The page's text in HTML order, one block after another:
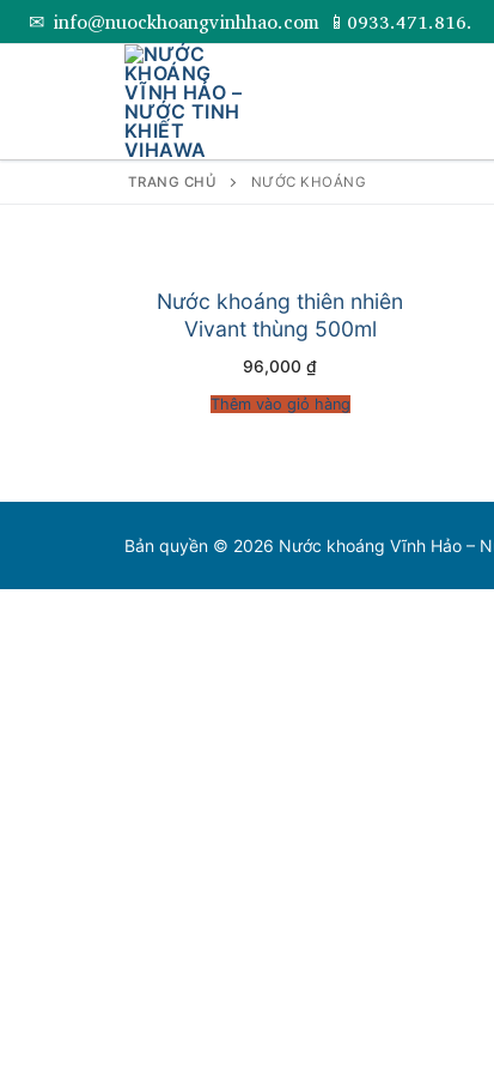
Chuyển
đến
✉ info@nuockhoangvinhhao.com 📱0933.471.816.
TRANG CHỦ NƯỚC KHOÁNG
Nước khoáng thiên nhiên
Vivant thùng 500ml
96,000 ₫
Thêm vào giỏ hàng
Bản quyền © 2026 Nước khoáng Vĩnh Hảo –